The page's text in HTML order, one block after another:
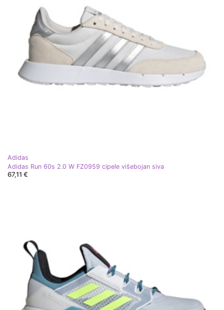
Adidas
Adidas Run 60s 2.0 W FZ0959 cipele višebojan siva
67,11 €